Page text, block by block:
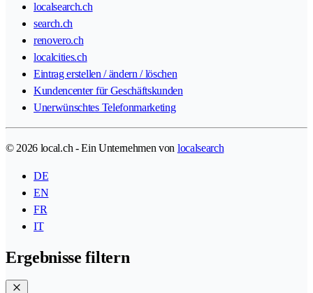
localsearch.ch
search.ch
renovero.ch
localcities.ch
Eintrag erstellen / ändern / löschen
Kundencenter für Geschäftskunden
Unerwünschtes Telefonmarketing
© 2026 local.ch - Ein Unternehmen von localsearch
DE
EN
FR
IT
Ergebnisse filtern